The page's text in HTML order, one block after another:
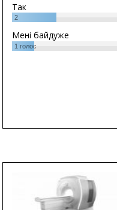
Так
2
Мені байдуже
1 голос